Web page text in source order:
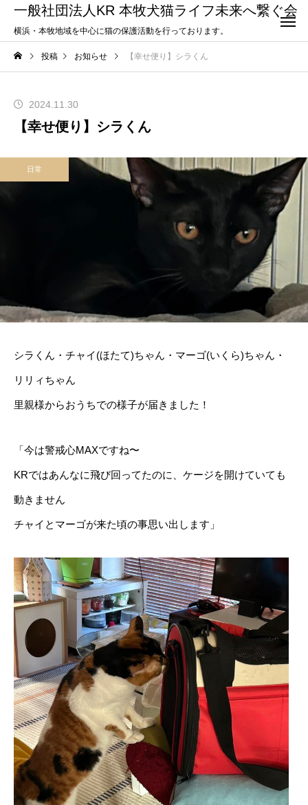
一般社団法人KR 本牧犬猫ライフ未来へ繋ぐ会
横浜・本牧地域を中心に猫の保護活動を行っております。
投稿 お知らせ 【幸せ便り】シラくん
2024.11.30
【幸せ便り】シラくん
日常
シラくん・チャイ(ほたて)ちゃん・マーゴ(いくら)ちゃん・
リリィちゃん
里親様からおうちでの様子が届きました！
「今は警戒心MAXですね〜
KRではあんなに飛び回ってたのに、ケージを開けていても
動きません
チャイとマーゴが来た頃の事思い出します」